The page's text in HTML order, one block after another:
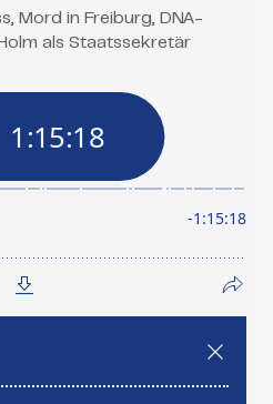
Mord in Freiburg, DNA-
als Staatssekretär